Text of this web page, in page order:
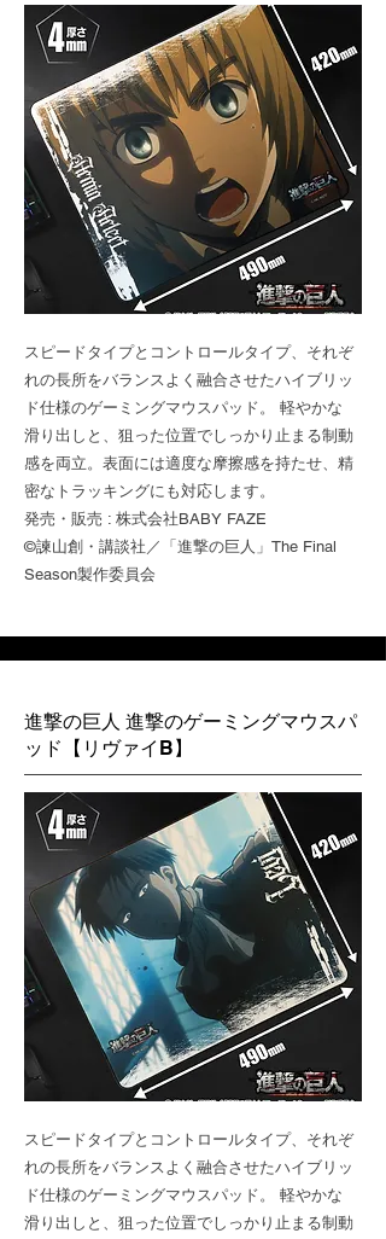
スピードタイプとコントロールタイプ、それぞ
れの長所をバランスよく融合させたハイブリッ
ド仕様のゲーミングマウスパッド。 軽やかな
滑り出しと、狙った位置でしっかり止まる制動
感を両立。表面には適度な摩擦感を持たせ、精
密なトラッキングにも対応します。
発売・販売 : 株式会社BABY FAZE
©諫山創・講談社／「進撃の巨人」The Final
Season製作委員会
進撃の巨人 進撃のゲーミングマウスパ
ッド【リヴァイB】
スピードタイプとコントロールタイプ、それぞ
れの長所をバランスよく融合させたハイブリッ
ド仕様のゲーミングマウスパッド。 軽やかな
滑り出しと、狙った位置でしっかり止まる制動